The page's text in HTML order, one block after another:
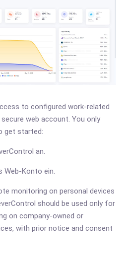
to configured work-related
web account. You only
get started:
an.
Web-Konto ein.
monitoring on personal devices
should be used only for
on company-owned or
with prior notice and consent